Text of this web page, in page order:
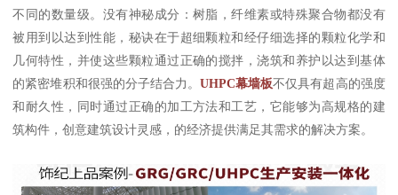
不同的数量级。没有神秘成分：树脂，纤维素或特殊聚合物都没有
被用到以达到性能，秘诀在于超细颗粒和经仔细选择的颗粒化学和
几何特性，并使这些颗粒通过正确的搅拌，浇筑和养护以达到基体
的紧密堆积和很强的分子结合力。UHPC幕墙板不仅具有超高的强度
和耐久性，同时通过正确的加工方法和工艺，它能够为高规格的建
筑构件，创意建筑设计灵感，的经济提供满足其需求的解决方案。